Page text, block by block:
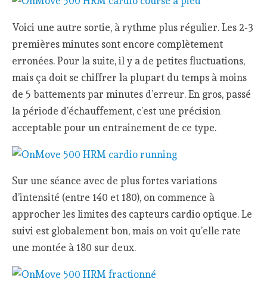
Voici une autre sortie, à rythme plus régulier. Les 2-3
premières minutes sont encore complètement
erronées. Pour la suite, il y a de petites fluctuations,
mais ça doit se chiffrer la plupart du temps à moins
de 5 battements par minutes d’erreur. En gros, passé
la période d’échauffement, c’est une précision
acceptable pour un entrainement de ce type.
Sur une séance avec de plus fortes variations
d’intensité (entre 140 et 180), on commence à
approcher les limites des capteurs cardio optique. Le
suivi est globalement bon, mais on voit qu’elle rate
une montée à 180 sur deux.